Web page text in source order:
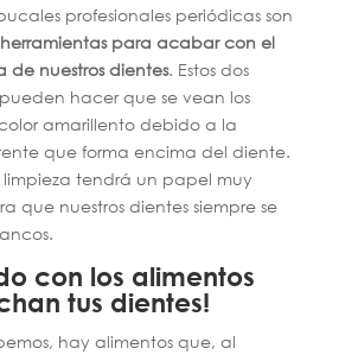
profesionales periódicas son
para acabar con el
de nuestros dientes. Estos dos
hacer que se vean los
amarillento debido a la
que forma encima del diente.
limpieza tendrá un papel muy
que nuestros dientes siempre se
con los alimentos
tus dientes!
hay alimentos que, al